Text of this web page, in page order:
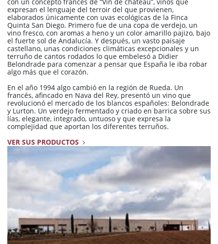
expresan el lenguaje del terroir del que provienen,
elaborados únicamente con uvas ecológicas de la Finca
Quinta San Diego. Primero fue de una copa de verdejo, un
vino fresco, con aromas a heno y un color amarillo pajizo, bajo
el fuerte sol de Andalucía. Y después, un vasto paisaje
castellano, unas condiciones climáticas excepcionales y un
terruño de cantos rodados lo que embelesó a Didier
Belondrade para comenzar a pensar que España le iba robar
algo más que el corazón.
En el año 1994 algo cambió en la región de Rueda. Un
francés, afincado en Nava del Rey, presentó un vino que
revolucionó el mercado de los blancos españoles: Belondrade
y Lurton. Un verdejo fermentado y criado en barrica sobre sus
lías, elegante, integrado, untuoso y que expresa la
complejidad que aportan los diferentes terruños.
VER SUS PRODUCTOS